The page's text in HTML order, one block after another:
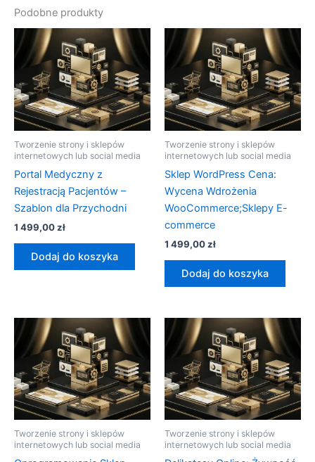
Podobne produkty
Tworzenie strony i sklepów
internetowych lub social media
Portal Medyczny z
Rejestracją Pacjentów –
Szablon dla Przychodni
1 499,00zł
Dodaj do koszyka
Tworzenie strony i sklepów
internetowych lub social media
Sklep WordPress Cena:
Wycena Wdrożenia
WooCommerce;Sklepy E-
commerce
1 499,00zł
Dodaj do koszyka
Tworzenie strony i sklepów
internetowych lub social media
Tworzenie strony i sklepów
internetowych lub social media